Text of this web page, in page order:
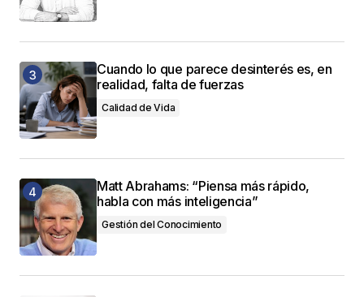
Cuando lo que parece desinterés es, en
realidad, falta de fuerzas
Calidad de Vida
Matt Abrahams: “Piensa más rápido,
habla con más inteligencia”
Gestión del Conocimiento